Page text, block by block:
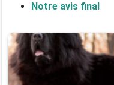
Notre avis final